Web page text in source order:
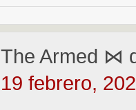
The Armed ⋈
19 febrero,